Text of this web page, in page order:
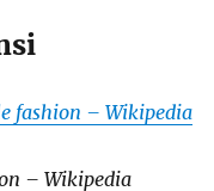
fashion – Wikipedia
– Wikipedia